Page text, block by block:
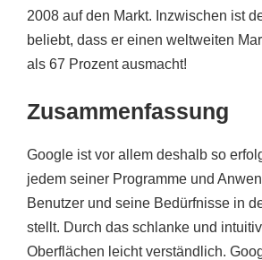
2008 auf den Markt. Inzwischen ist
beliebt, dass er einen weltweiten
als 67 Prozent ausmacht!
Zusammenfassung
Google ist vor allem deshalb so
jedem seiner Programme und
Benutzer und seine Bedürfnisse in
stellt. Durch das schlanke und
Oberflächen leicht verständlich.